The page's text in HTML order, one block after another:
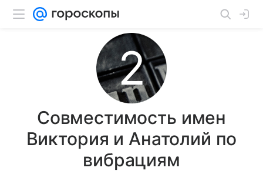
Совместимость имен
Виктория и Анатолий по
вибрациям